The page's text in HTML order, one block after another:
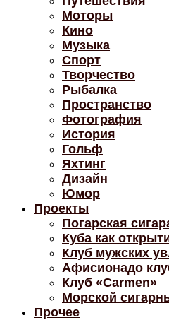
Моторы
Кино
Музыка
Спорт
Творчество
Рыбалка
Пространство
Фотография
История
Гольф
Яхтинг
Дизайн
Юмор
Проекты
Погарская
Куба как
Клуб мужских
Афисионадо
Клуб «Carmen»
Морской
Прочее